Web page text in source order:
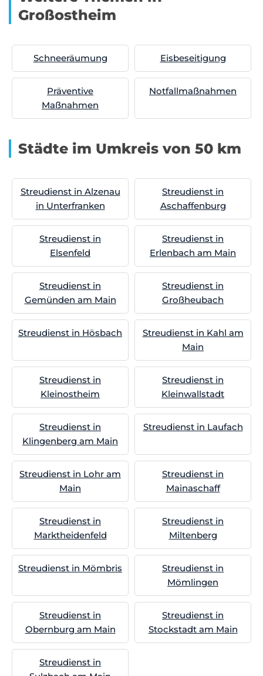
Großostheim
Schneeräumung Eisbeseitigung
Präventive
Maßnahmen
Notfallmaßnahmen
Städte im Umkreis von 50 km
Streudienst in Alzenau
in Unterfranken
Streudienst in
Aschaffenburg
Streudienst in
Elsenfeld
Streudienst in
Erlenbach am Main
Streudienst in
Gemünden am Main
Streudienst in
Großheubach
Streudienst in Hösbach
Streudienst in Kahl am
Main
Streudienst in
Kleinostheim
Streudienst in
Kleinwallstadt
Streudienst in
Klingenberg am Main
Streudienst in Laufach
Streudienst in Lohr am
Main
Streudienst in
Mainaschaff
Streudienst in
Marktheidenfeld
Streudienst in
Miltenberg
Streudienst in Mömbris
Streudienst in
Mömlingen
Streudienst in
Obernburg am Main
Streudienst in
Stockstadt am Main
Streudienst in